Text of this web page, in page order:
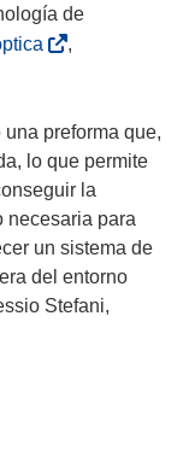
de
a
b
r
i
r
á
e
,
preforma que,
lo que permite
la
necesaria para
un sistema de
del entorno
Stefani,